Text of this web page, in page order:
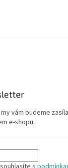
vám budeme
e-shopu.